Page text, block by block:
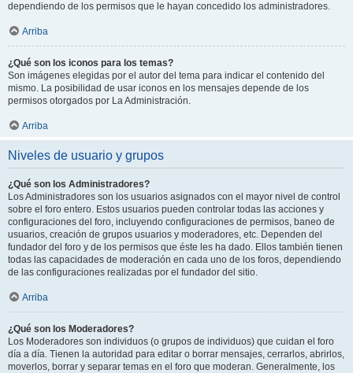
dependiendo de los permisos que le hayan concedido los administradores.
Arriba
¿Qué son los iconos para los temas?
Son imágenes elegidas por el autor del tema para indicar el contenido del
mismo. La posibilidad de usar iconos en los mensajes depende de los
permisos otorgados por La Administración.
Arriba
Niveles de usuario y grupos
¿Qué son los Administradores?
Los Administradores son los usuarios asignados con el mayor nivel de control
sobre el foro entero. Estos usuarios pueden controlar todas las acciones y
configuraciones del foro, incluyendo configuraciones de permisos, baneo de
usuarios, creación de grupos usuarios y moderadores, etc. Dependen del
fundador del foro y de los permisos que éste les ha dado. Ellos también tienen
todas las capacidades de moderación en cada uno de los foros, dependiendo
de las configuraciones realizadas por el fundador del sitio.
Arriba
¿Qué son los Moderadores?
Los Moderadores son individuos (o grupos de individuos) que cuidan el foro
día a día. Tienen la autoridad para editar o borrar mensajes, cerrarlos, abrirlos,
moverlos, borrar y separar temas en el foro que moderan. Generalmente, los